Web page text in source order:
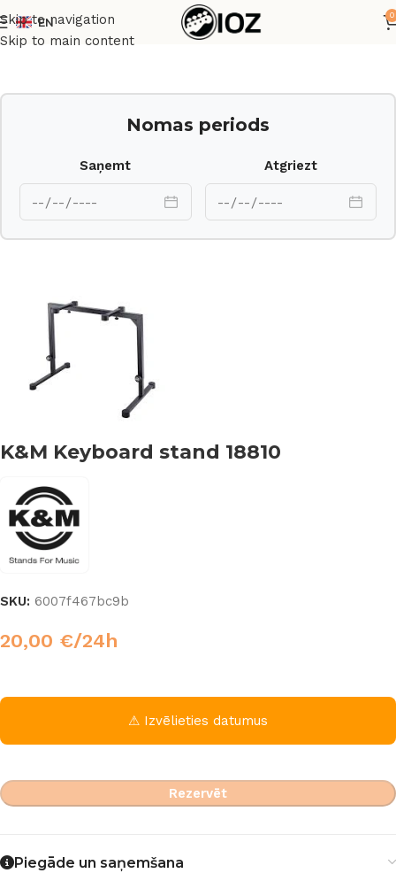
Skip to navigation
Skip to main content
EN
0
Sākums Statīvi
Nomas periods
Saņemt Atgriezt
K&M Keyboard stand 18810
SKU: 6007f467bc9b
20,00 €/24h
⚠ Izvēlieties datumus
Rezervēt
Piegāde un saņemšana